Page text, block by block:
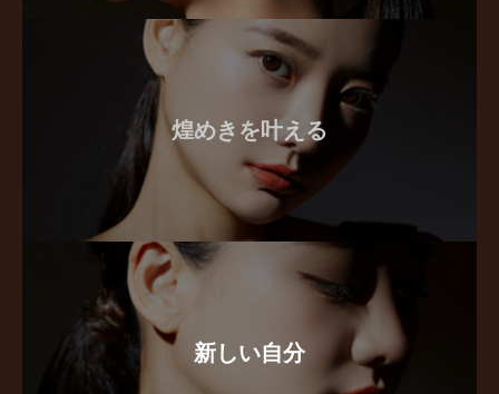
煌めきを叶える
新しい自分